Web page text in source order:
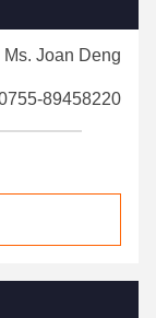
Ms. Joan Deng
89458220